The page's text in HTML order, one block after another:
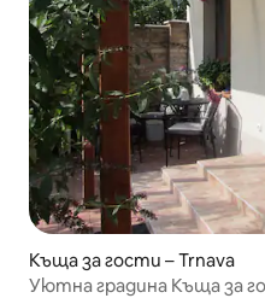
Къща за гости – Trnava
Уютна градина Къща за